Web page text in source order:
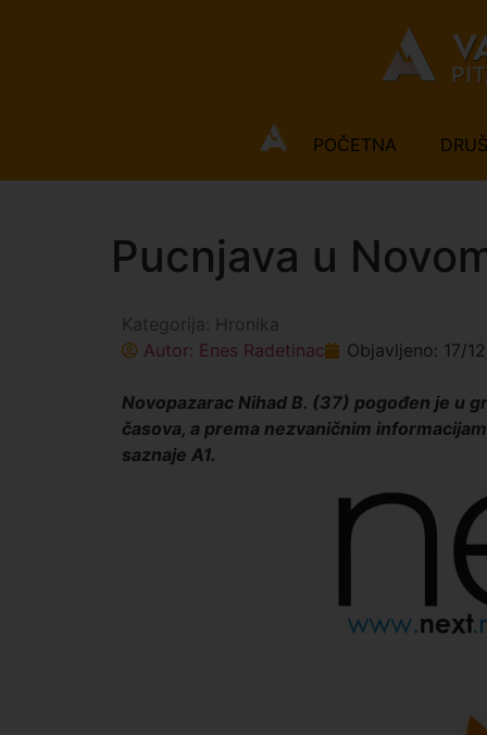
POČETNA
Pucnjava u
Kategorija: Hronika
Autor: Enes Radetinac Objavljeno: 17/
Novopazarac Nihad B. (37) pogođen je u
časova, a prema nezvaničnim
saznaje A1.